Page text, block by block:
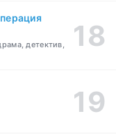
детектив,